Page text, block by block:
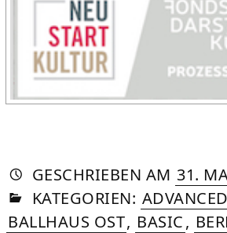
GESCHRIEBEN VON
AUTORIN
DASNIYA
SOMMER
AM 31.
IN
KATEGORIEN: ADVANCED
BALLHAUS OST, BASIC,